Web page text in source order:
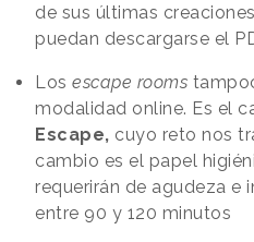
de sus últimas
puedan descargarse el
Los escape rooms
modalidad online. Es el
Escape, cuyo reto nos
cambio es el papel
requerirán de agudeza e
entre 90 y 120 minutos